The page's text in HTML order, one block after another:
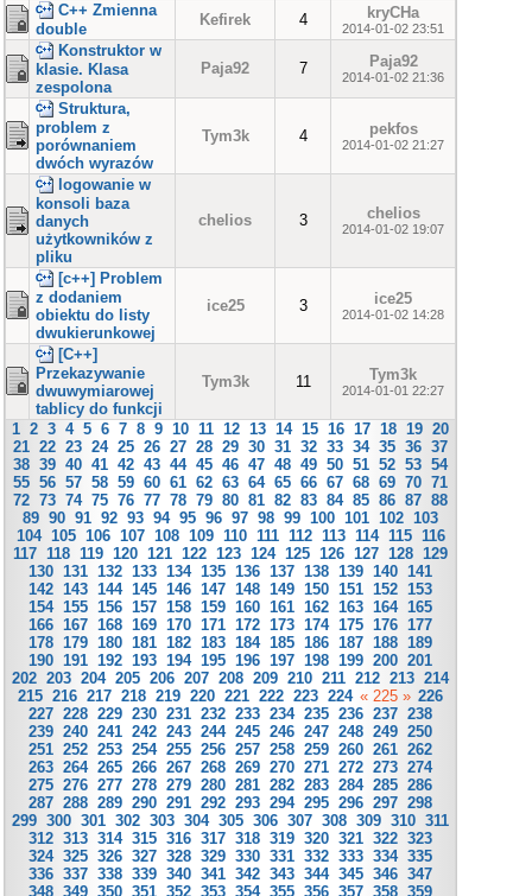
C++ Zmienna
double
Kefirek 4 kryCHa
2014-01-02 23:51
Konstruktor w
klasie. Klasa
zespolona
Paja92 7 Paja92
2014-01-02 21:36
Struktura,
problem z
porównaniem
dwóch wyrazów
Tym3k 4 pekfos
2014-01-02 21:27
logowanie w
konsoli baza
danych
użytkowników z
pliku
chelios 3 chelios
2014-01-02 19:07
[c++] Problem
z dodaniem
obiektu do listy
dwukierunkowej
ice25 3 ice25
2014-01-02 14:28
[C++]
Przekazywanie
dwuwymiarowej
tablicy do funkcji
Tym3k 11 Tym3k
2014-01-01 22:27
1 2 3 4 5 6 7 8 9 10 11 12 13 14 15 16 17 18 19 20
21 22 23 24 25 26 27 28 29 30 31 32 33 34 35 36 37
38 39 40 41 42 43 44 45 46 47 48 49 50 51 52 53 54
55 56 57 58 59 60 61 62 63 64 65 66 67 68 69 70 71
72 73 74 75 76 77 78 79 80 81 82 83 84 85 86 87 88
89 90 91 92 93 94 95 96 97 98 99 100 101 102 103
104 105 106 107 108 109 110 111 112 113 114 115 116
117 118 119 120 121 122 123 124 125 126 127 128 129
130 131 132 133 134 135 136 137 138 139 140 141
142 143 144 145 146 147 148 149 150 151 152 153
154 155 156 157 158 159 160 161 162 163 164 165
166 167 168 169 170 171 172 173 174 175 176 177
178 179 180 181 182 183 184 185 186 187 188 189
190 191 192 193 194 195 196 197 198 199 200 201
202 203 204 205 206 207 208 209 210 211 212 213 214
215 216 217 218 219 220 221 222 223 224 « 225 » 226
227 228 229 230 231 232 233 234 235 236 237 238
239 240 241 242 243 244 245 246 247 248 249 250
251 252 253 254 255 256 257 258 259 260 261 262
263 264 265 266 267 268 269 270 271 272 273 274
275 276 277 278 279 280 281 282 283 284 285 286
287 288 289 290 291 292 293 294 295 296 297 298
299 300 301 302 303 304 305 306 307 308 309 310 311
312 313 314 315 316 317 318 319 320 321 322 323
324 325 326 327 328 329 330 331 332 333 334 335
336 337 338 339 340 341 342 343 344 345 346 347
348 349 350 351 352 353 354 355 356 357 358 359